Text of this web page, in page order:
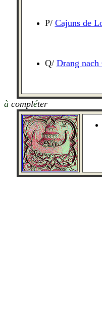
P/ Cajuns de
Q/ Drang nach
à compléter